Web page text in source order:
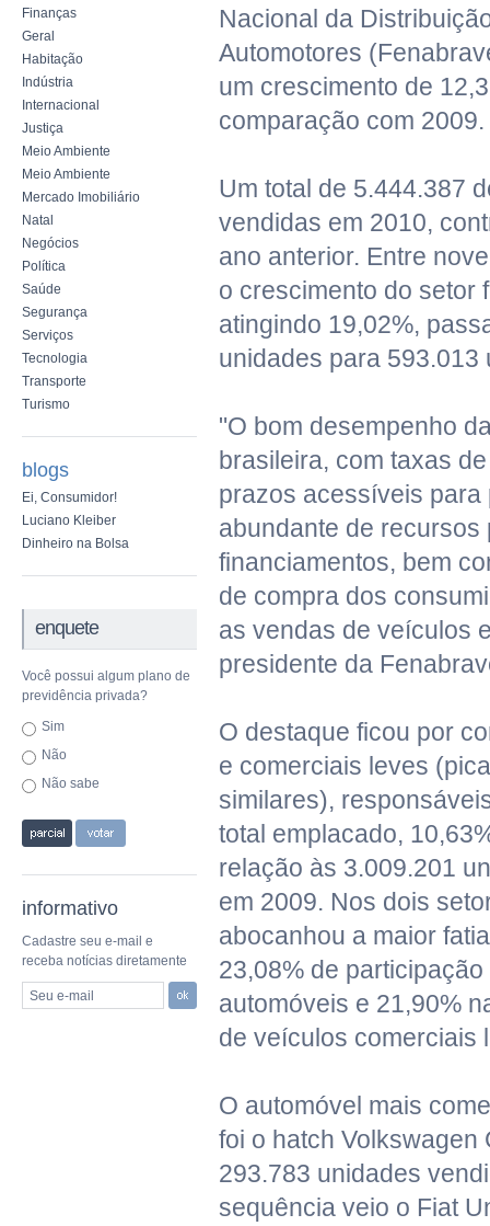
Finanças
Geral
Habitação
Indústria
Internacional
Justiça
Meio Ambiente
Meio Ambiente
Mercado Imobiliário
Natal
Negócios
Política
Saúde
Segurança
Serviços
Tecnologia
Transporte
Turismo
blogs
Ei, Consumidor!
Luciano Kleiber
Dinheiro na Bolsa
enquete
Você possui algum plano de
previdência privada?
Sim
Não
Não sabe
informativo
Cadastre seu e-mail e
receba notícias diretamente
Seu e-mail
Nacional da
Automotores
um crescimento de
comparação com 2009.
Um total de 5.444.387
vendidas em 2010,
ano anterior. Entre
o crescimento do setor
atingindo 19,02%,
unidades para 593.013
"O bom desempenho
brasileira, com taxas
prazos acessíveis para
abundante de recursos
financiamentos, bem
de compra dos
as vendas de veículos
presidente da
O destaque ficou por
e comerciais leves
similares),
total emplacado,
relação às 3.009.201
em 2009. Nos dois
abocanhou a maior
23,08% de
automóveis e 21,90%
de veículos comerciais
O automóvel mais
foi o hatch Volkswagen
293.783 unidades
sequência veio o Fiat